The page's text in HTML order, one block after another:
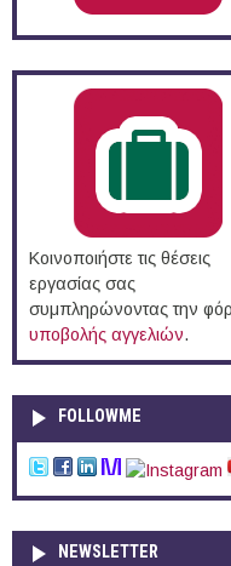
Κοινοποιήστε τις θέσεις
εργασίας σας
συμπληρώνοντας την
υποβολής αγγελιών.
FOLLOWME
NEWSLETTER